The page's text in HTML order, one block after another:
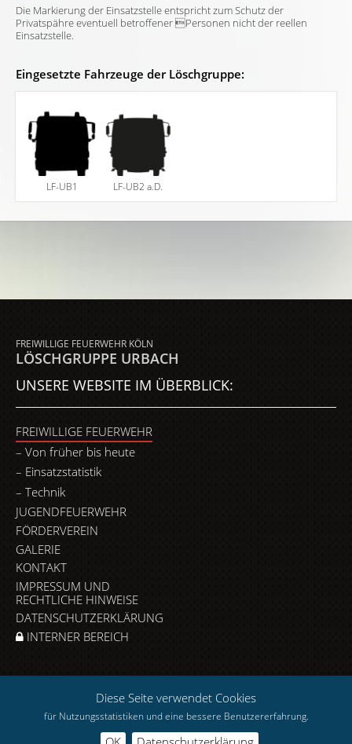
Die Markierung der Einsatzstelle entspricht zum Schutz der
Privatspähre eventuell betroffener Personen nicht der reellen
Einsatzstelle.
Eingesetzte Fahrzeuge der Löschgruppe:
LF-UB1 LF-UB2 a.D.
FREIWILLIGE FEUERWEHR KÖLN
LÖSCHGRUPPE URBACH
UNSERE WEBSITE IM ÜBERBLICK:
FREIWILLIGE FEUERWEHR
Von früher bis heute
Einsatzstatistik
Technik
JUGENDFEUERWEHR
FÖRDERVEREIN
GALERIE
KONTAKT
IMPRESSUM UND
RECHTLICHE HINWEISE
DATENSCHUTZERKLÄRUNG
INTERNER BEREICH
Diese Seite verwendet Cookies
für Nutzungsstatistiken und eine bessere Benutzererfahrung.